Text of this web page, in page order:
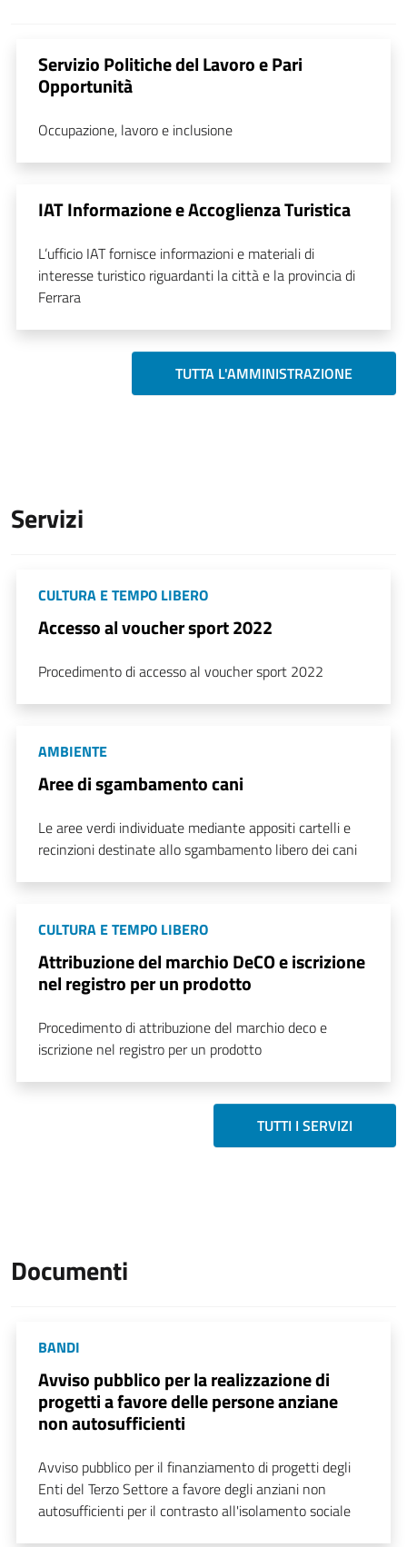
Servizio Politiche del Lavoro e Pari
Opportunità
Occupazione, lavoro e inclusione
IAT Informazione e Accoglienza Turistica
L’ufficio IAT fornisce informazioni e materiali di
interesse turistico riguardanti la città e la provincia di
Ferrara
TUTTA L'AMMINISTRAZIONE
Servizi
CULTURA E TEMPO LIBERO
Accesso al voucher sport 2022
Procedimento di accesso al voucher sport 2022
AMBIENTE
Aree di sgambamento cani
Le aree verdi individuate mediante appositi cartelli e
recinzioni destinate allo sgambamento libero dei cani
CULTURA E TEMPO LIBERO
Attribuzione del marchio DeCO e iscrizione
nel registro per un prodotto
Procedimento di attribuzione del marchio deco e
iscrizione nel registro per un prodotto
TUTTI I SERVIZI
Documenti
BANDI
Avviso pubblico per la realizzazione di
progetti a favore delle persone anziane
non autosufficienti
Avviso pubblico per il finanziamento di progetti degli
Enti del Terzo Settore a favore degli anziani non
autosufficienti per il contrasto all'isolamento sociale